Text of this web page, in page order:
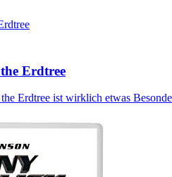
Erdtree
Erdtree ist wirklich etwas